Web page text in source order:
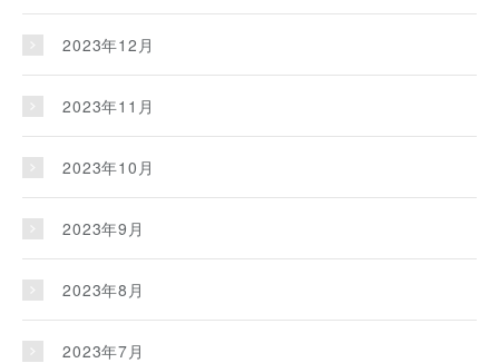
2023年12月
2023年11月
2023年10月
2023年9月
2023年8月
2023年7月